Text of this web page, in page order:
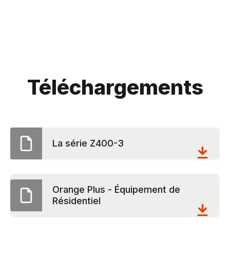
Téléchargements
La série Z400-3
Orange Plus - Équipement de
Résidentiel